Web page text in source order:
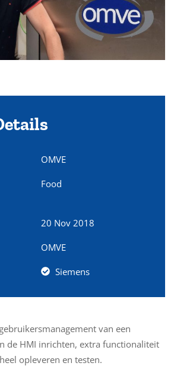
OMVE
Food
20 Nov 2018
OMVE
Siemens
van een
de HMI inrichten, extra functionaliteit
opleveren en testen.